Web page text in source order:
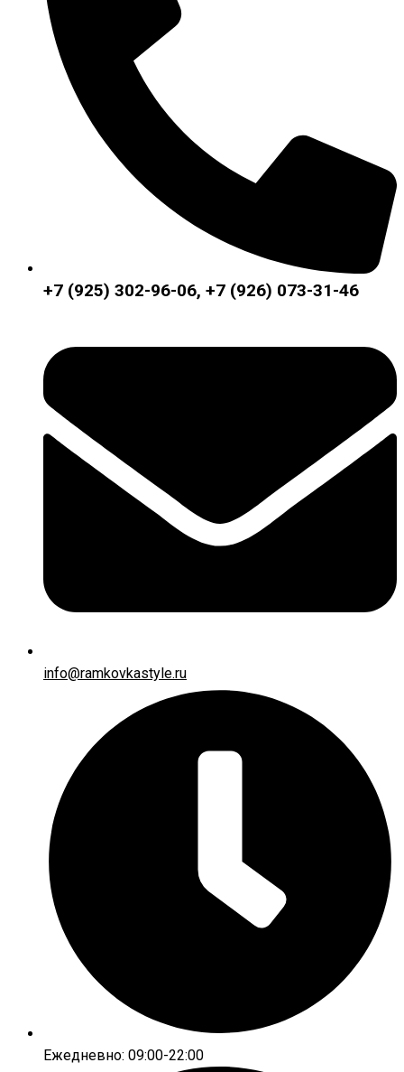
+7 (925) 302-96-06, +7 (926) 073-31-46
info@ramkovkastyle.ru
Ежедневно: 09:00-22:00